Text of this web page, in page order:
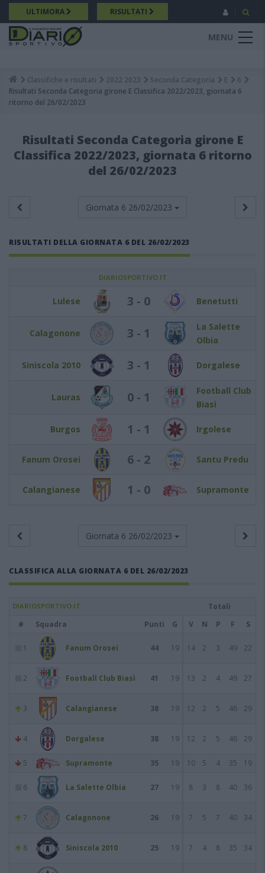
Salta
al
contenuto
principale
ULTIMORA RISULTATI
MENU
Breadcrumb
Classifiche e risultati 2022 2023 Seconda Categoria E
6
Risultati Seconda Categoria girone E Classifica 2022/2023, giornata 6
ritorno del 26/02/2023
Risultati Seconda Categoria girone E
Classifica 2022/2023, giornata 6 ritorno
del 26/02/2023
Giornata 6 26/02/2023
RISULTATI DELLA GIORNATA 6 DEL 26/02/2023
DIARIOSPORTIVO.IT
Lulese 3 - 0 Benetutti
Calagonone 3 - 1
La Salette
Olbia
Siniscola 2010 3 - 1 Dorgalese
Lauras 0 - 1
Football Club
Biasì
Burgos 1 - 1 Irgolese
Fanum Orosei 6 - 2 Santu Predu
Calangianese 1 - 0 Supramonte
Giornata 6 26/02/2023
CLASSIFICA ALLA GIORNATA 6 DEL 26/02/2023
DIARIOSPORTIVO.IT
Totali
#
Squadra Punti G V N P F S
1 Fanum Orosei 44 19 14 2 3 49 22
2 Football Club Biasì 41 19 13 2 4 49 27
3 Calangianese 38 19 12 2 5 46 29
4 Dorgalese 38 19 12 2 5 46 29
5 Supramonte 35 19 10 5 4 35 19
6 La Salette Olbia 27 19 8 3 8 40 36
7 Calagonone 26 19 7 5 7 40 34
8 Siniscola 2010 25 19 7 4 8 35 34